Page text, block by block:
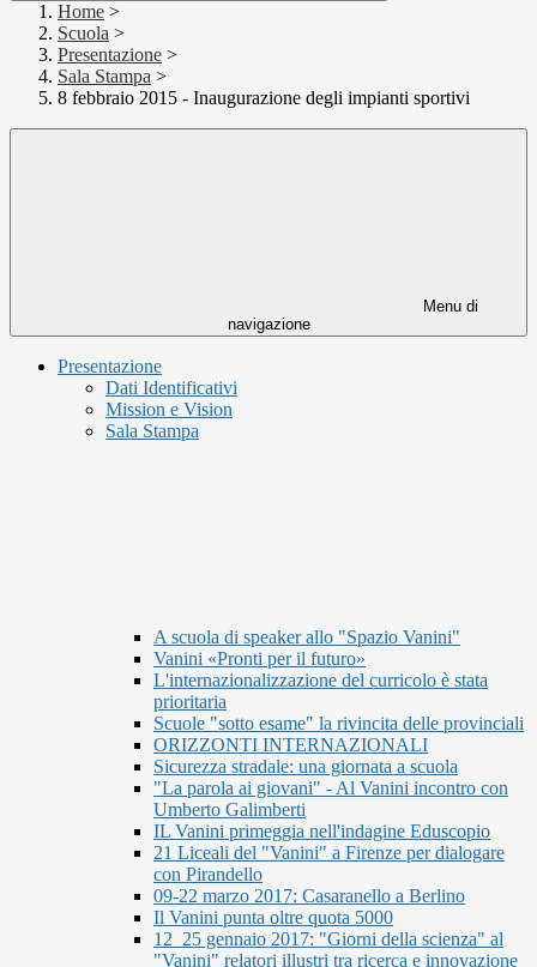
Home >
Scuola >
Presentazione >
Sala Stampa >
8 febbraio 2015 - Inaugurazione degli impianti sportivi
Menu di
navigazione
Presentazione
Dati Identificativi
Mission e Vision
Sala Stampa
A scuola di speaker allo "Spazio Vanini"
Vanini «Pronti per il futuro»
L'internazionalizzazione del curricolo è stata
prioritaria
Scuole "sotto esame" la rivincita delle provinciali
ORIZZONTI INTERNAZIONALI
Sicurezza stradale: una giornata a scuola
"La parola ai giovani" - Al Vanini incontro con
Umberto Galimberti
IL Vanini primeggia nell'indagine Eduscopio
21 Liceali del "Vanini" a Firenze per dialogare
con Pirandello
09-22 marzo 2017: Casaranello a Berlino
Il Vanini punta oltre quota 5000
12_25 gennaio 2017: "Giorni della scienza" al
"Vanini" relatori illustri tra ricerca e innovazione